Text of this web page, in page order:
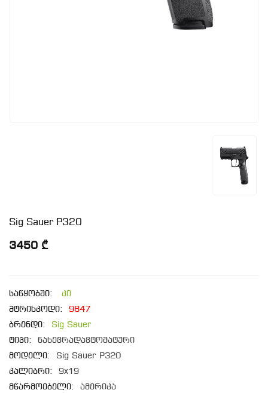
Sig Sauer P320
3450 ₾
საწყობში:
კი
შტრიხკოდი:
9847
ბრენდი:
Sig Sauer
ტიპი:
ნახევრადავტომატური
მოდელი:
Sig Sauer P320
კალიბრი:
9x19
მწარმოებელი:
ამერიკა